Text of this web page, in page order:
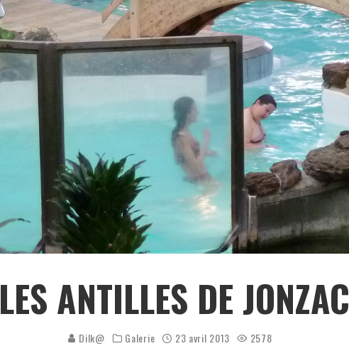
LES ANTILLES DE JONZAC
Dilk@ Galerie 23 avril 2013 2578